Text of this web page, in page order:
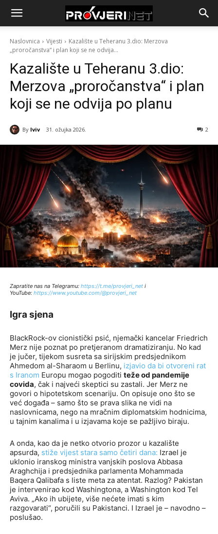
Naslovnica Vijesti
Kazalište u Teheranu 3.dio: Merzova
„proročanstva“ i plan koji se ne odvija...
Kazalište u Teheranu 3.dio:
Merzova „proročanstva“ i plan
koji se ne odvija po planu
By Iviv 31. ožujka 2026. 2
Zapratite nas na Telegramu: https://t.me/provjeri_net i
YouTube: https://www.youtube.com/@provjeri_net
Igra sjena
BlackRock-ov cionistički psić, njemački kancelar Friedrich
Merz nije poznat po pretjeranom dramatiziranju. No kad
je jučer, tijekom susreta sa sirijskim predsjednikom
Ahmedom al-Sharaom u Berlinu, izjavio da bi otvoreni rat
s Iranom Europu mogao pogoditi teže od pandemije
covida, čak i najveći skeptici su zastali. Jer Merz ne
govori o hipotetskom scenariju. On opisuje ono što se
već događa – samo što se prava slika ne vidi na
naslovnicama, nego na mračnim diplomatskim hodnicima,
u tajnim kanalima i u izjavama koje se pažljivo biraju.
A onda, kao da je netko otvorio prozor u kazalište
apsurda, stiže vijest stara samo četiri dana: Izrael je
uklonio iranskog ministra vanjskih poslova Abbasa
Araghchija i predsjednika parlamenta Mohammada
Baqera Qalibafa s liste meta za atentat. Razlog? Pakistan
je intervenirao kod Washingtona, a Washington kod Tel
Aviva. „Ako ih ubijete, više nećete imati s kim
razgovarati“, poručili su Pakistanci. I Izrael je – navodno –
poslušao.